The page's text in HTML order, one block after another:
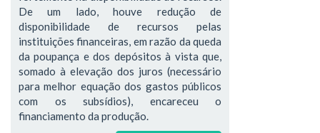
De um lado, houve redução de
disponibilidade de recursos pelas
instituições financeiras, em razão da queda
da poupança e dos depósitos à vista que,
somado à elevação dos juros (necessário
para melhor equação dos gastos públicos
com os subsídios), encareceu o
financiamento da produção.